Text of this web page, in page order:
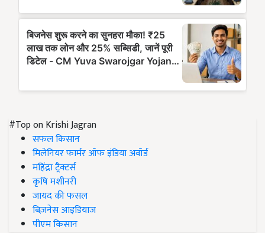
#Top on Krishi Jagran
सफल किसान
मिलेनियर फार्मर ऑफ इंडिया अवॉर्ड
महिंद्रा ट्रैक्टर्स
कृषि मशीनरी
जायद की फसल
बिज़नेस आइडियाज
पीएम किसान